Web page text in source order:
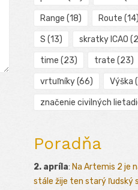
Range (18) Route (14)
S (13) skratky ICAO
time (23) trate (23)
vrtuľníky(66) Výška
značenie civilných
Poradňa
2. apríla: Na Artemis 2 je
stále žije ten starý ľudský